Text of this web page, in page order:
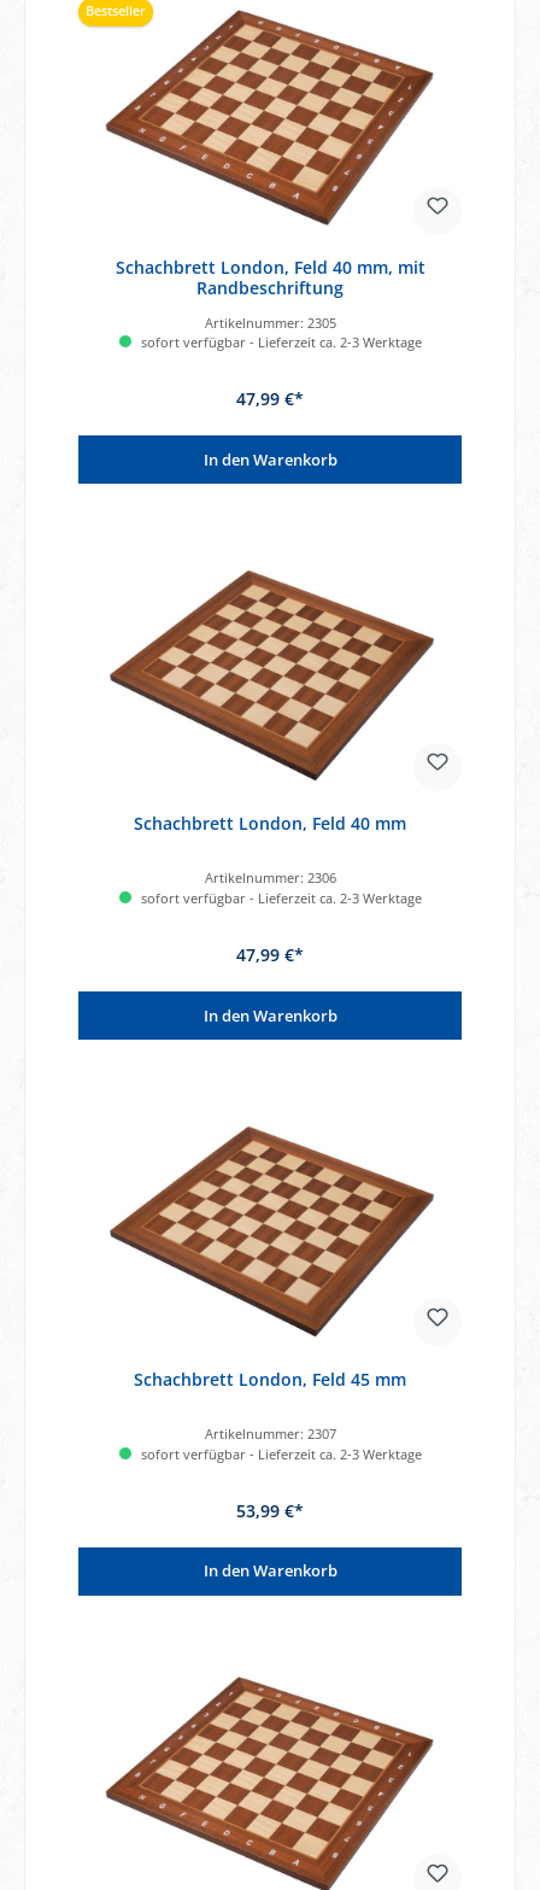
Bestseller
Schachbrett London, Feld 40 mm, mit
Randbeschriftung
Artikelnummer: 2305
sofort verfügbar - Lieferzeit ca. 2-3 Werktage
47,99 €*
In den Warenkorb
Schachbrett London, Feld 40 mm
Artikelnummer: 2306
sofort verfügbar - Lieferzeit ca. 2-3 Werktage
47,99 €*
In den Warenkorb
Schachbrett London, Feld 45 mm
Artikelnummer: 2307
sofort verfügbar - Lieferzeit ca. 2-3 Werktage
53,99 €*
In den Warenkorb